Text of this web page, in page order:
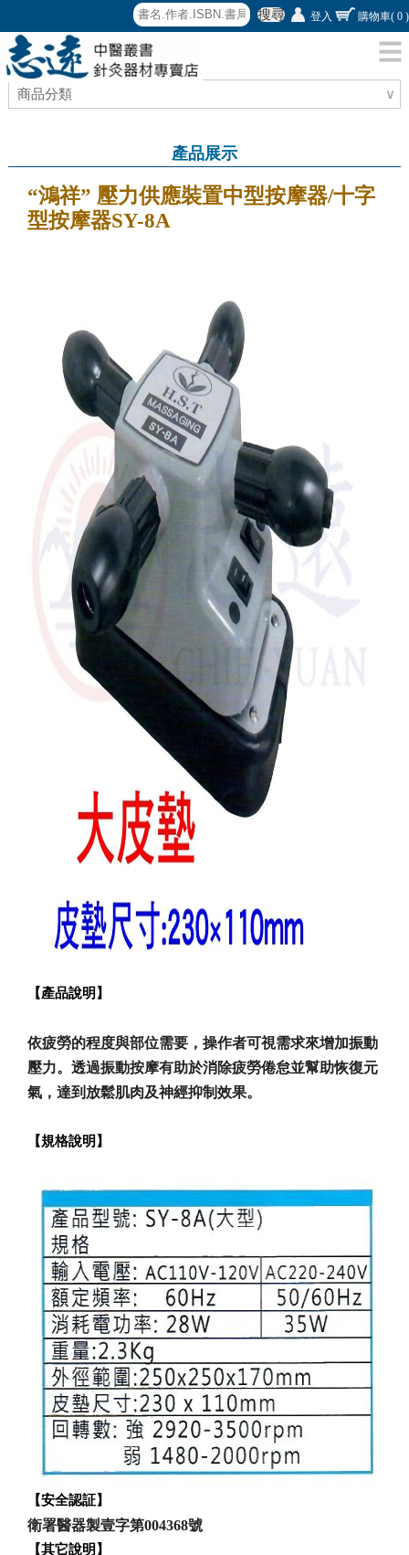
搜尋 登入 購物車( 0 )
商品分類 ∨
產品展示
“鴻祥” 壓力供應裝置中型按摩器/十字
型按摩器SY-8A
【產品說明】
依疲勞的程度與部位需要，操作者可視需求來增加振動
壓力。透過振動按摩有助於消除疲勞倦怠並幫助恢復元
氣，達到放鬆肌肉及神經抑制效果。
【規格說明】
【安全認証】
衛署醫器製壹字第004368號
【其它說明】